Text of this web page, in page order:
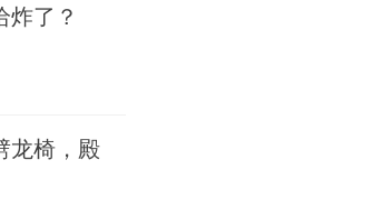
炸了？
龙椅，殿